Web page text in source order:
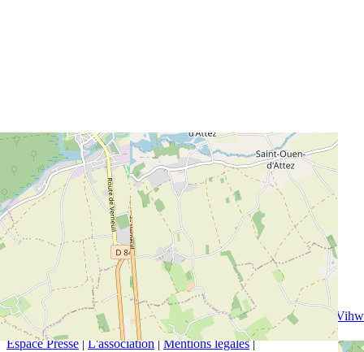
Membres du groupe :
Nathalie Fortin : Piano
Bertrand Lemarchand : Accordéon
Bernard Joyet : Chant
Charlotte Goupil : Chant
En savoir plus :
https://www.facebook.com/pages/category/Song/Francesca-
Solleville-168313910881
https://www.bertrandlemarchand.fr
https://bernardjoyet.com
https://www.youtube.com/channel/
Espace Presse| L'association| Mentions légales|